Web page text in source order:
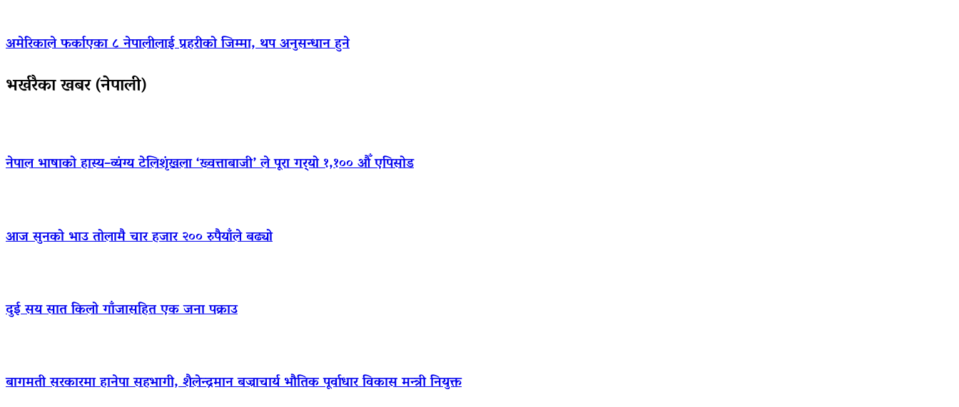
अमेरिकाले फर्काएका ८ नेपालीलाई प्रहरीको जिम्मा, थप अनुसन्धान हुने
भर्खरैका खबर (नेपाली)
नेपाल भाषाको हास्य–व्यंग्य टेलिशृंखला ‘ख्वत्ताबाजी’ ले पूरा गर्‍यो १,१०० औँ एपिसोड
आज सुनको भाउ तोलामै चार हजार २०० रुपैयाँले बढ्यो
दुई सय सात किलो गाँजासहित एक जना पक्राउ
बागमती सरकारमा हानेपा सहभागी, शैलेन्द्रमान बज्राचार्य भौतिक पूर्वाधार विकास मन्त्री नियुक्त